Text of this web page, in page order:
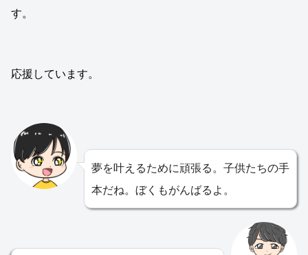
す。
応援しています。
夢を叶えるために頑張る。子供たちの手
本だね。ぼくもがんばるよ。